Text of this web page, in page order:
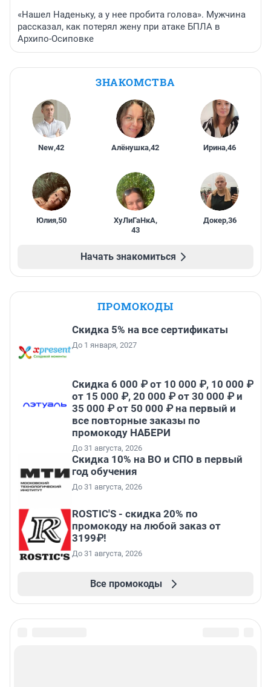
«Нашел Наденьку, а у нее пробита голова». Мужчина
рассказал, как потерял жену при атаке БПЛА в
Архипо-Осиповке
ЗНАКОМСТВА
New,42 Алёнушка,42 Ирина,46
Юлия,50 ХуЛиГаНкА,
43
Докер,36
Начать знакомиться
ПРОМОКОДЫ
Скидка 5% на все сертификаты
До 1 января, 2027
Скидка 6 000 ₽ от 10 000 ₽, 10 000 ₽
от 15 000 ₽, 20 000 ₽ от 30 000 ₽ и
35 000 ₽ от 50 000 ₽ на первый и
все повторные заказы по
промокоду НАБЕРИ
До 31 августа, 2026
Скидка 10% на ВО и СПО в первый
год обучения
До 31 августа, 2026
ROSTIC'S - скидка 20% по
промокоду на любой заказ от
3199₽!
До 31 августа, 2026
Все промокоды